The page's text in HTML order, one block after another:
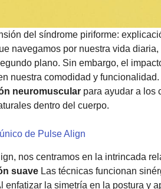
del síndrome piriforme:
navegamos por nuestra vida
plano. Sin embargo, el
nuestra comodidad y funcionalidad.
neuromuscular para ayudar a los
dentro del cuerpo.
de Pulse Align
nos centramos en la intrincada
suave Las técnicas funcionan
enfatizar la simetría en la postura y